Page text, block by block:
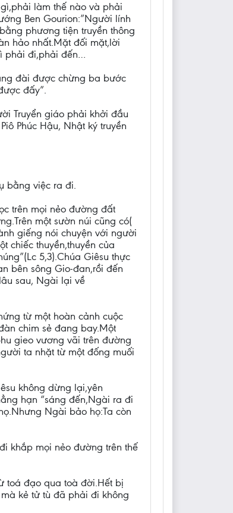
làm thế nào và phải
Ben Gourion:”Người lính
phương tiện truyền thông
hảo nhất.Mặt đối mặt,lời
phải đi,phải đến…
đài được chừng ba bước
đấy”.
Truyển giáo phải khởi đầu
Phúc Hậu, Nhật ký truyền
bằng việc ra đi.
trên mọi nẻo đường đất
một sườn núi cũng có(
giếng nói chuyện với người
chiếc thuyền,thuyền của
5,3).Chúa Giêsu thực
bên sông Gio-đan,rồi đến
sau, Ngài lại về
từ một hoàn cảnh cuộc
chim sẻ đang bay.Một
gieo vương vãi trên đường
ta nhặt từ một đống muối
không dừng lại,yên
hạn “sáng đến,Ngài ra đi
Ngài bảo họ:Ta còn
khắp mọi nẻo đường trên thế
toá đạo qua toà đời.Hết bị
kẻ tử tù đã phải đi không